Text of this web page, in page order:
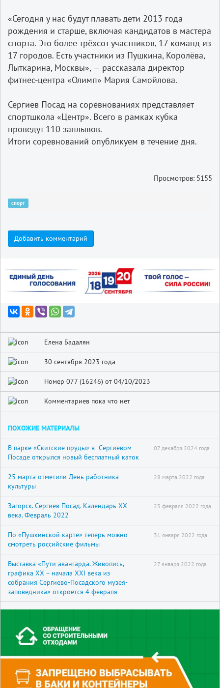
«Сегодня у нас будут плавать дети 2013 года
рождения и старше, включая кандидатов в мастера
спорта. Это более трёхсот участников, 17 команд из
17 городов. Есть участники из Пушкина, Королёва,
Лыткарина, Москвы», — рассказала директор
фитнес-центра «Олимп» Мария Самойлова.
Сергиев Посад на соревнованиях представляет
спортшкола «Центр». Всего в рамках кубка
проведут 110 заплывов.
Итоги соревнований опубликуем в течение дня.
Просмотров: 5155
спорт
Добавить комментарий
Елена Бадалян
30 сентября 2023 года
Номер 077 (16246) от 04/10/2023
Комментариев пока что нет
ПОХОЖИЕ МАТЕРИАЛЫ
В парке «Скитские пруды» в Сергиевом
Посаде открылся новый бесплатный каток
07 декабря 2024 года
25 марта отметили День работника
культуры
28 марта 2022 года
Загорск. Сергиев Посад. Календарь XX
века. Февраль 2022
25 февраля 2022 года
По «Пушкинской карте» теперь можно
смотреть российские фильмы
31 января 2022 года
Выставка «Пути авангарда. Живопись,
графика XX – начала XXI века из
собрания Сергиево-Посадского музея-
заповедника» откроется 4 февраля
27 января 2022 года